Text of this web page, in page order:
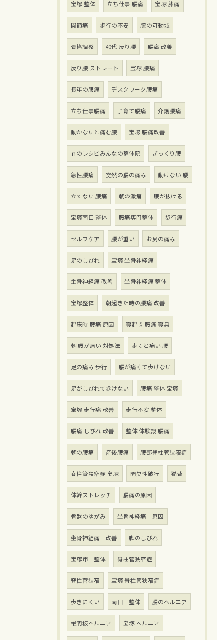
宝塚 整体 立ち仕事 腰痛 宝塚 膝痛
関節痛 歩行の不安 膝の可動域
骨格調整 40代 反り腰 腰痛 改善
反り腰 ストレート 宝塚 腰痛
長年の腰痛 デスクワーク腰痛
立ち仕事腰痛 子育て腰痛 介護腰痛
動かないと痛む腰 宝塚 腰痛改善
ｎのレシピみんなの整体院 ぎっくり腰
急性腰痛 突然の腰の痛み 動けない 腰
立てない 腰痛 朝の激痛 腰が抜ける
宝塚南口 整体 腰痛専門整体 歩行痛
セルフケア 腰が重い お尻の痛み
足のしびれ 宝塚 坐骨神経痛
坐骨神経痛 改善 坐骨神経痛 整体
宝塚整体 朝起きた時の腰痛 改善
起床時 腰痛 原因 寝起き 腰痛 寝具
朝 腰が痛い 対処法 歩くと痛い 腰
足の痛み 歩行 腰が痛くて歩けない
足がしびれて歩けない 腰痛 整体 宝塚
宝塚 歩行痛 改善 歩行不安 整体
腰痛 しびれ 改善 整体 体験談 腰痛
朝の腰痛 産後腰痛 腰部脊柱管狭窄症
脊柱管狭窄症 宝塚 間欠性跛行 猫背
体幹ストレッチ 腰痛の原因
骨盤のゆがみ 坐骨神経痛 原因
坐骨神経痛 改善 脚のしびれ
宝塚市 整体 脊柱管狭窄症
脊柱菅狭窄 宝塚 脊柱管狭窄症
歩きにくい 南口 整体 腰のヘルニア
椎間板ヘルニア 宝塚 ヘルニア